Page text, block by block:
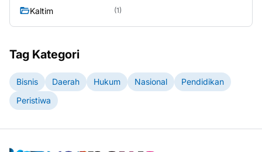
Kaltim (1)
Tag Kategori
Bisnis Daerah Hukum Nasional
Pendidikan
Peristiwa